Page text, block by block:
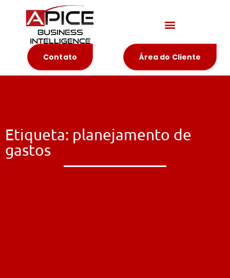
Contato Área do Cliente
Etiqueta: planejamento de
gastos